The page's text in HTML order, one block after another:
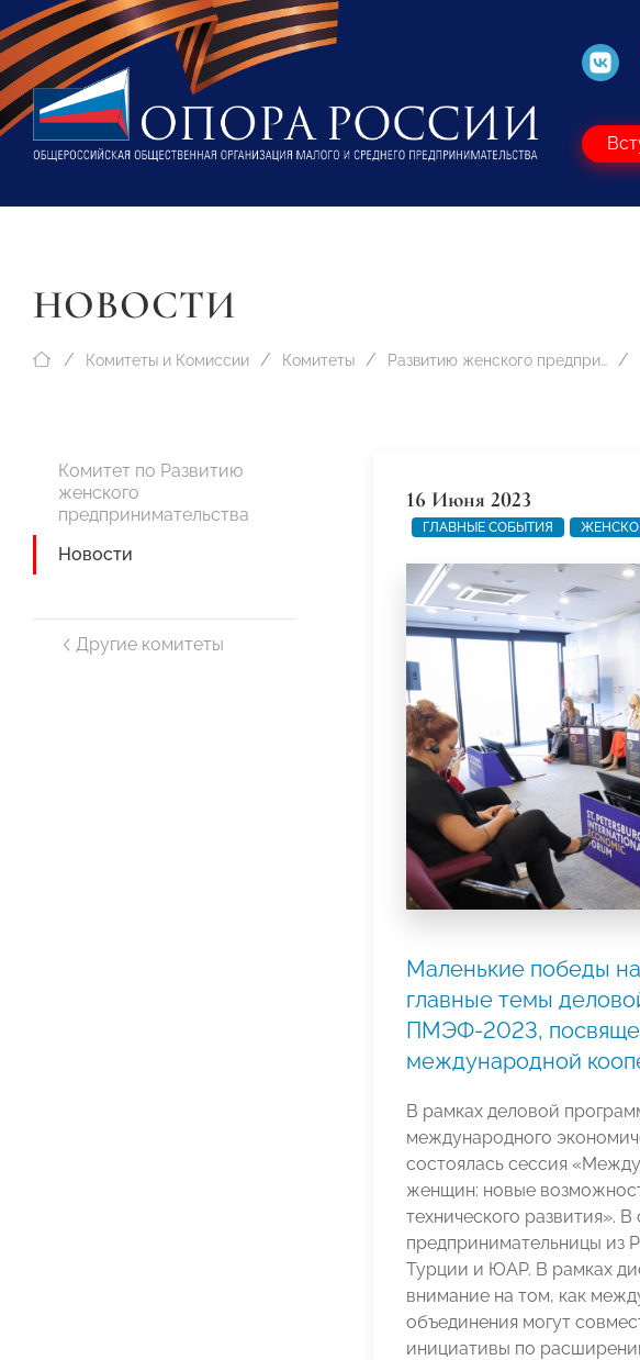
НОВОСТИ
Комитеты и Комиссии Комитеты Развитию женского предпринимательства
Комитет по Развитию
женского
предпринимательства
Новости
Другие комитеты
16 Июня 2023
ГЛАВНЫЕ СОБЫТИЯ
Маленькие победы
главные темы
ПМЭФ-2023,
международной
В рамках деловой
международного
состоялась сессия
женщин: новые
технического развития».
предпринимательницы из
Турции и ЮАР. В рамках
внимание на том, как
объединения могут
инициативы по